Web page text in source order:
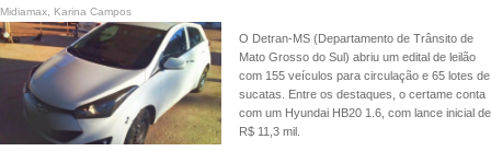
Midiamax, Karina Campos
O Detran-MS (Departamento de Trânsito de
Mato Grosso do Sul) abriu um edital de leilão
com 155 veículos para circulação e 65 lotes de
sucatas. Entre os destaques, o certame conta
com um Hyundai HB20 1.6, com lance inicial de
R$ 11,3 mil.